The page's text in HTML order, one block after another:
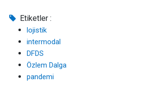
Etiketler :
lojistik
intermodal
DFDS
Özlem Dalga
pandemi